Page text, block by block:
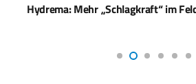
Hydrema: Mehr „Schlagkraft“ im